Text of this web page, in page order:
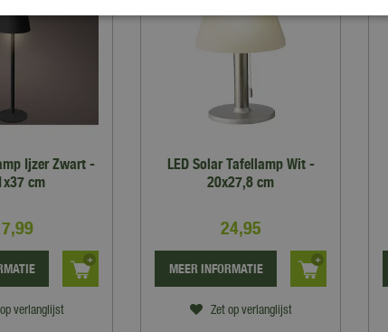
Ijzer Zwart -
cm
,99
verlanglijst
LED Solar Tafellamp Wit -
20x27,8 cm
24,95
Zet op verlanglijst
MEER INFORMATIE